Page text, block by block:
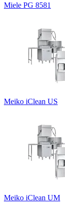
Miele PG 8581
Meiko iClean US
Meiko iClean UM